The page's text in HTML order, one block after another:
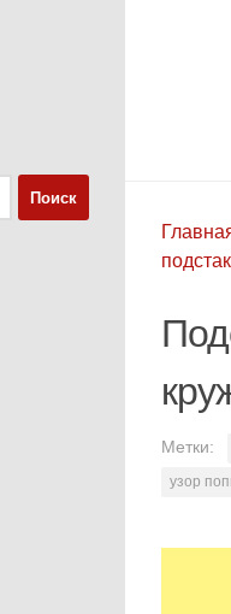
Метки:
узор